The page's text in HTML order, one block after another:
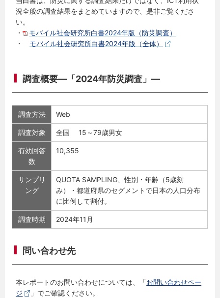
況全般の調査結果をまとめていますので、是非ご覧くださ
い。
・
モバイル社会研究所白書2024年版（防災調査）
・ モバイル社会研究所白書2024年版（全体）
調査概要―「2024年防災調査」―
調査方法 Web
調査対象 全国 15～79歳男女
有効回答
数
10,355
サンプリ
ング
QUOTA SAMPLING、性別・年齢（5歳刻
み）・都道府県のセグメントで日本の人口分布
に比例して割付。
調査時期 2024年11月
問い合わせ先
本レポートのお問い合わせについては、「お問い合わせペー
ジ
」でご確認ください。